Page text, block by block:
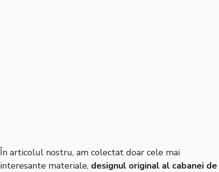
În articolul nostru, am colectat doar cele mai
interesante materiale, designul original al cabanei de